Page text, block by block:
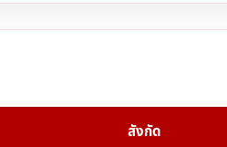
สังกัด